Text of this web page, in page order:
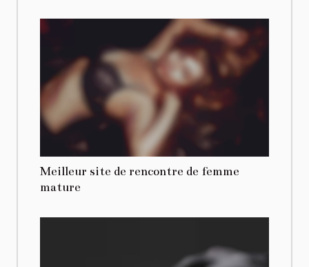
Meilleur site de rencontre de femme
mature